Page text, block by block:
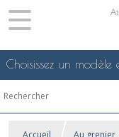
Accueil Au grenier